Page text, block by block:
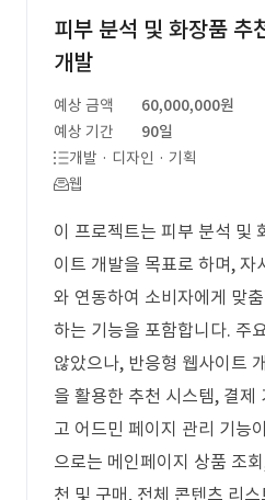
피부 분석 및 화장품 추
개발
예상 금액
60,000,000원
예상 기간
90일
개발 · 디자인 · 기획
웹
이 프로젝트는 피부 분석 및
이트 개발을 목표로 하며, 자
와 연동하여 소비자에게 맞
하는 기능을 포함합니다. 주
않았으나, 반응형 웹사이트
을 활용한 추천 시스템, 결제
고 어드민 페이지 관리 기능
으로는 메인페이지 상품 조
천 및 구매, 전체 콘텐츠 리